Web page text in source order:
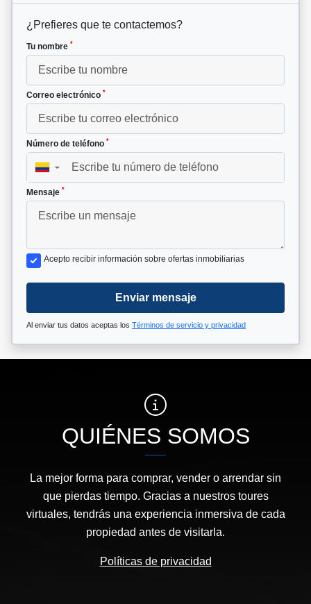
¿Prefieres que te contactemos?
Tu nombre *
Correo electrónico *
Número de teléfono *
▼
Mensaje *
Acepto recibir información sobre ofertas inmobiliarias
Enviar mensaje
Al enviar tus datos aceptas los Términos de servicio y privacidad
QUIÉNES SOMOS
La mejor forma para comprar, vender o arrendar sin
que pierdas tiempo. Gracias a nuestros toures
virtuales, tendrás una experiencia inmersiva de cada
propiedad antes de visitarla.
Políticas de privacidad